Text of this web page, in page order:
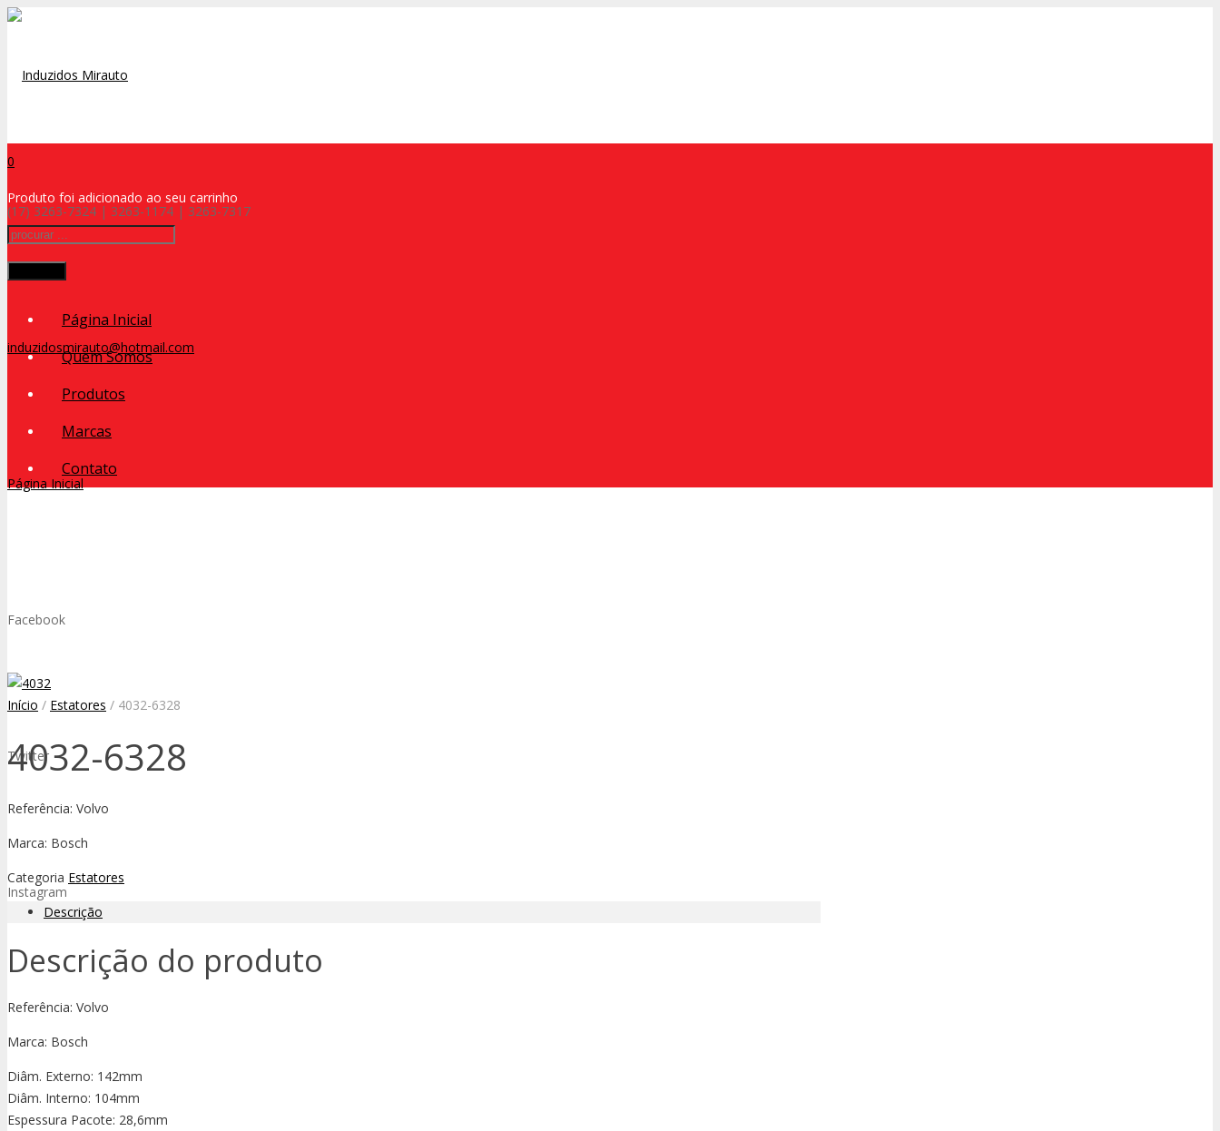
(17) 3263-7324 | 3263-1174 | 3263-7317
induzidosmirauto@hotmail.com
Página Inicial
Facebook
Twitter
Instagram
0
Produto foi adicionado ao seu carrinho
Página Inicial
Quem Somos
Produtos
Marcas
Contato
Início / Estatores / 4032-6328
4032-6328
Referência: Volvo
Marca: Bosch
Categoria Estatores
Descrição
Descrição do produto
Referência: Volvo
Marca: Bosch
Diâm. Externo: 142mm
Diâm. Interno: 104mm
Espessura Pacote: 28,6mm